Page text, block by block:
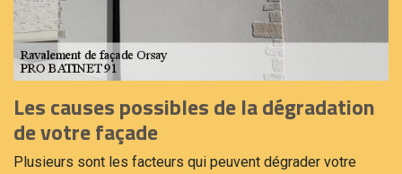
Les causes possibles de la dégradation
de votre façade
Plusieurs sont les facteurs qui peuvent dégrader votre